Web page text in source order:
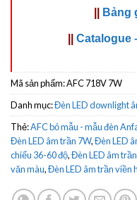
Bảng
Catalogue
Mã sản phẩm:AFC 718V 7W
Danh mục:Đèn LED downlight
Thẻ:AFC bỏ mẫu - mẫu đèn
Đèn LED âm trần 7W,Đèn LED
chiếu 36-60 độ,Đèn LED âm
văn màu,Đèn LED âm trần viền